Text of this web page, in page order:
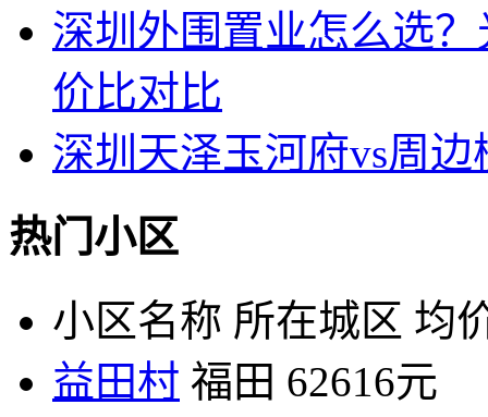
深圳外围置业怎么选
价比对比
深圳天泽玉河府vs周
热门小区
小区名称 所在城区 均
益田村 福田 62616元